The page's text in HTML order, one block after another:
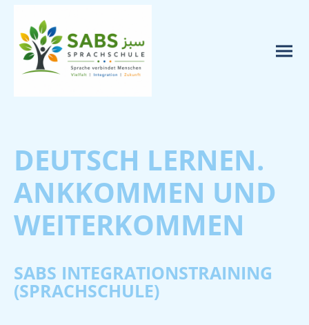
DEUTSCH LERNEN.
ANKKOMMEN UND
WEITERKOMMEN
SABS INTEGRATIONSTRAINING
(SPRACHSCHULE)